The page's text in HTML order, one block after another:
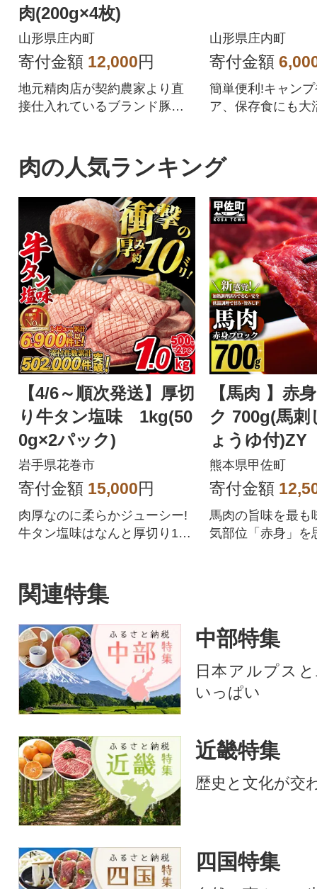
肉(200g×4枚)
山形県庄内町
寄付金額 12,000円
地元精肉店が契約農家より直
接仕入れているブランド豚
していない穀物飼料、そして
月山の伏流水で一頭一頭大切
に育て仕上げた庄内町産の三
元豚は、きめ細かな肉質と、
さっと溶ける香り高き脂肪が
特徴です。厚切りステーキ、
厚切りとんかつなど贅沢にお
楽しみください。
山形県庄内町
寄付金額
簡単便利!キャン
ア、保存食にも大
肉の人気ランキング
【4/6～順次発送】厚切
り牛タン塩味 1kg(50
0g×2パック)
岩手県花巻市
寄付金額 15,000円
肉厚なのに柔らかジューシー!
牛タン塩味はなんと厚切り10
【馬肉 】赤
ク 700g(馬刺
ょうゆ付)ZY
熊本県甲佐町
寄付金額
馬肉の旨味を最も
気部位「赤身」を
で、生食に近い食
の馬肉のお礼品で
関連特集
中部特集
日本アルプス
いっぱい
近畿特集
歴史と文化が交
四国特集